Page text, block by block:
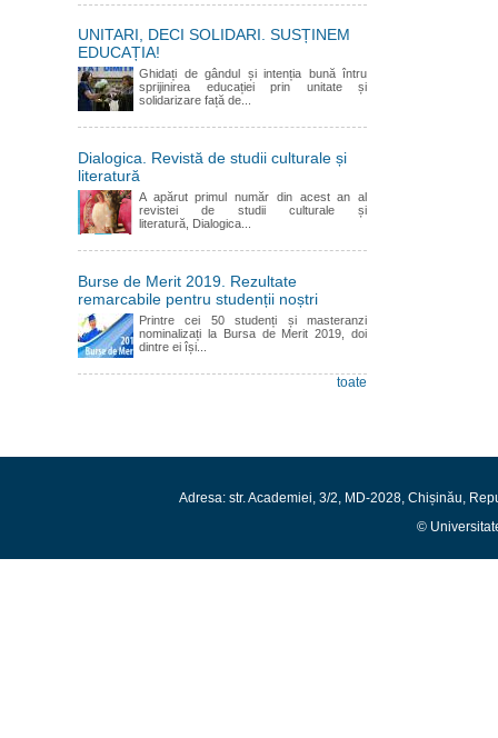
UNITARI, DECI SOLIDARI. SUSȚINEM
EDUCAȚIA!
Ghidați de gândul și intenția bună întru
sprijinirea educației prin unitate și
solidarizare față de...
Dialogica. Revistă de studii culturale și
literatură
A apărut primul număr din acest an al
revistei de studii culturale și
literatură, Dialogica...
Burse de Merit 2019. Rezultate
remarcabile pentru studenții noștri
Printre cei 50 studenți și masteranzi
nominalizați la Bursa de Merit 2019, doi
dintre ei își...
toate
Adresa: str. Academiei, 3/2, MD-2028, Chișinău,
©